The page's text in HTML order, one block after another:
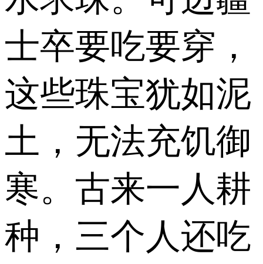
士卒要吃要穿，
这些珠宝犹如泥
土，无法充饥御
寒。古来一人耕
种，三个人还吃